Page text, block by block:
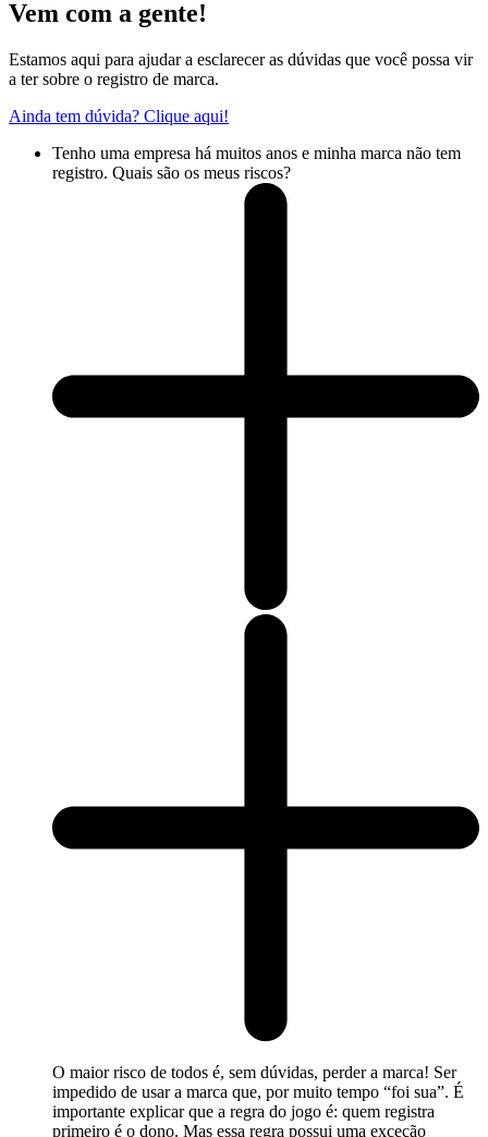
Vem com a gente!
Estamos aqui para ajudar a esclarecer as dúvidas que você possa vir
a ter sobre o registro de marca.
Ainda tem dúvida? Clique aqui!
Tenho uma empresa há muitos anos e minha marca não tem
registro. Quais são os meus riscos?
O maior risco de todos é, sem dúvidas, perder a marca! Ser
impedido de usar a marca que, por muito tempo “foi sua”. É
importante explicar que a regra do jogo é: quem registra
primeiro é o dono. Mas essa regra possui uma exceção